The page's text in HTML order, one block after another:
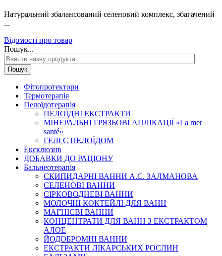
Натуральний збалансований селеновий комплекс, збагачений
...
Відомості про товар
Пошук...
Пошук
Фітопротектори
Термотерапія
Пелоїдотерапія
ПЕЛОЇДНІ ЕКСТРАКТИ
МІНЕРАЛЬНІ ГРЯЗЬОВІ АПЛІКАЦІЇ «La mer
santé»
ГЕЛІ С ПЕЛОЇДОМ
Ексклюзив
ДОБАВКИ ДО РАЦІОНУ
Бальнеотерапія
СКИПИДАРНІ ВАННИ А.С. ЗАЛМАНОВА
СЕЛЕНОВІ ВАННИ
СІРКОВОДНЕВІ ВАННИ
МОЛОЧНІ КОКТЕЙЛІ ДЛЯ ВАНН
МАГНІЄВІ ВАННИ
КОНЦЕНТРАТИ ДЛЯ ВАНН З ЕКСТРАКТОМ
АЛОЕ
ЙОДОБРОМНІ ВАННИ
ЕКСТРАКТИ ЛІКАРСЬКИХ РОСЛИН